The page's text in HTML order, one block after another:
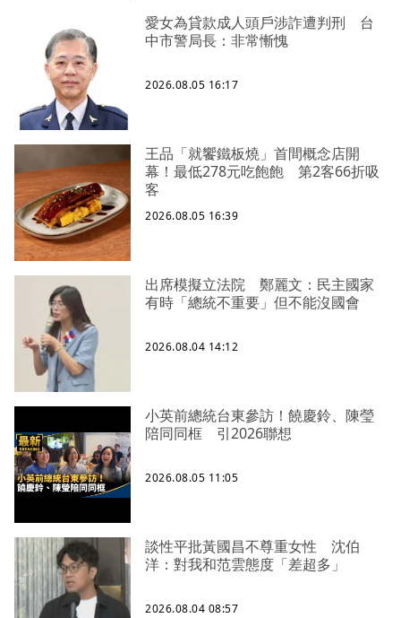
愛女為貸款成人頭戶涉詐遭判刑 台
中市警局長：非常慚愧
2026.08.05 16:17
王品「就饗鐵板燒」首間概念店開
幕！最低278元吃飽飽 第2客66折吸
客
2026.08.05 16:39
出席模擬立法院 鄭麗文：民主國家
有時「總統不重要」但不能沒國會
2026.08.04 14:12
小英前總統台東參訪！饒慶鈴、陳瑩
陪同同框 引2026聯想
2026.08.05 11:05
談性平批黃國昌不尊重女性 沈伯
洋：對我和范雲態度「差超多」
2026.08.04 08:57